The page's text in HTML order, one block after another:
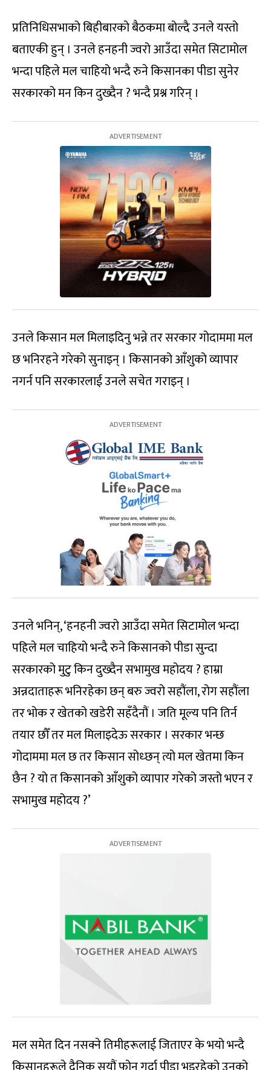
प्रतिनिधिसभाको बिहीबारको बैठकमा बोल्दै उनले यस्तो
बताएकी हुन् । उनले हनहनी ज्वरो आउँदा समेत सिटामोल
भन्दा पहिले मल चाहियो भन्दै रुने किसानका पीडा सुनेर
सरकारको मन किन दुख्दैन ? भन्दै प्रश्न गरिन् ।
उनले किसान मल मिलाइदिनु भन्ने तर सरकार गोदाममा मल
छ भनिरहने गरेको सुनाइन् । किसानको आँशुको व्यापार
नगर्न पनि सरकारलाई उनले सचेत गराइन् ।
उनले भनिन्, ‘हनहनी ज्वरो आउँदा समेत सिटामोल भन्दा
पहिले मल चाहियो भन्दै रुने किसानको पीडा सुन्दा
सरकारको मुटु किन दुख्दैन सभामुख महोदय ? हाम्रा
अन्नदाताहरू भनिरहेका छन् बरु ज्वरो सहौंला, रोग सहौंला
तर भोक र खेतको खडेरी सहँदैनौं । जति मूल्य पनि तिर्न
तयार छौँ तर मल मिलाइदेऊ सरकार । सरकार भन्छ
गोदाममा मल छ तर किसान सोध्छन् त्यो मल खेतमा किन
छैन ? यो त किसानको आँशुको व्यापार गरेको जस्तो भएन र
सभामुख महोदय ?’
मल समेत दिन नसक्ने तिमीहरूलाई जिताएर के भयो भन्दै